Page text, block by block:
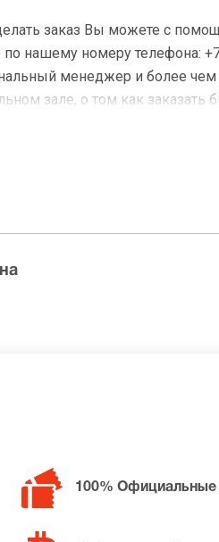
заказ Вы можете с
нашему номеру телефона:
менеджер и более чем
зале, о том как заказать
по Москве в течение не
МКАД возле метро или в
нам в call-центр и мы
100% Официальные